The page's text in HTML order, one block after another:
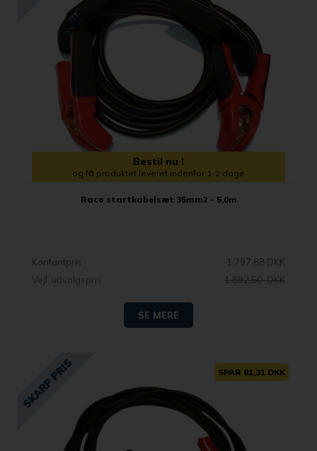
Bestil nu !
og få produktet leveret indenfor 1-2 dage
Raco startkabelsæt 35mm2 - 5,0m
Kontantpris
1.797,88 DKK
Vejl. udsalgspris
1.892,50 DKK
SE MERE
SPAR 81,31 DKK